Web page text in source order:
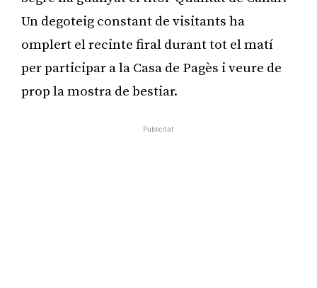
Un degoteig constant de visitants ha
omplert el recinte firal durant tot el matí
per participar a la Casa de Pagès i veure de
prop la mostra de bestiar.
Publicitat